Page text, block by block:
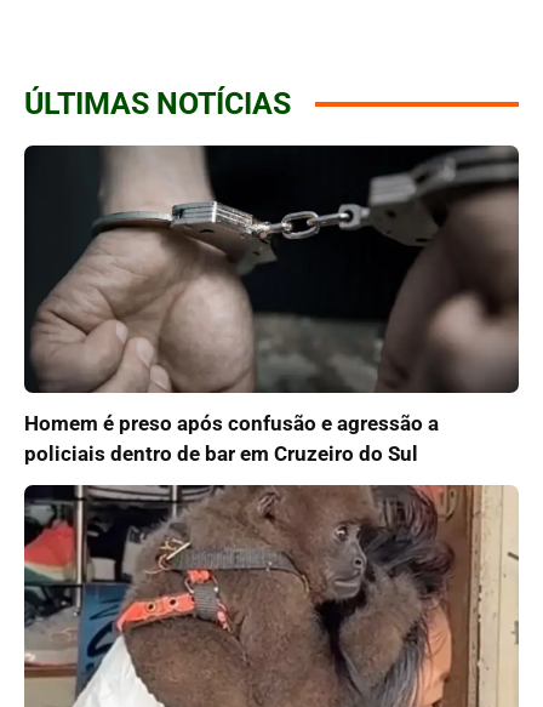
ÚLTIMAS NOTÍCIAS
Homem é preso após confusão e agressão a
policiais dentro de bar em Cruzeiro do Sul